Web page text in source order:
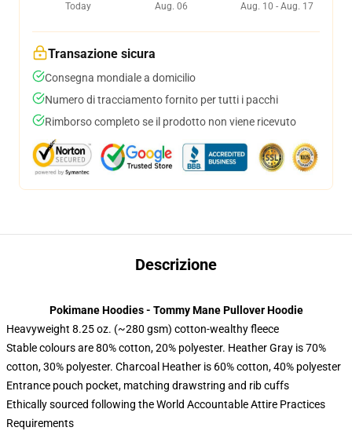
Today
Aug. 06
Aug. 10 - Aug. 17
Transazione sicura
Consegna mondiale a domicilio
Numero di tracciamento fornito per tutti i pacchi
Rimborso completo se il prodotto non viene ricevuto
Descrizione
Pokimane Hoodies - Tommy Mane Pullover Hoodie
Heavyweight 8.25 oz. (~280 gsm) cotton-wealthy fleece
Stable colours are 80% cotton, 20% polyester. Heather Gray is 70%
cotton, 30% polyester. Charcoal Heather is 60% cotton, 40% polyester
Entrance pouch pocket, matching drawstring and rib cuffs
Ethically sourced following the World Accountable Attire Practices
Requirements